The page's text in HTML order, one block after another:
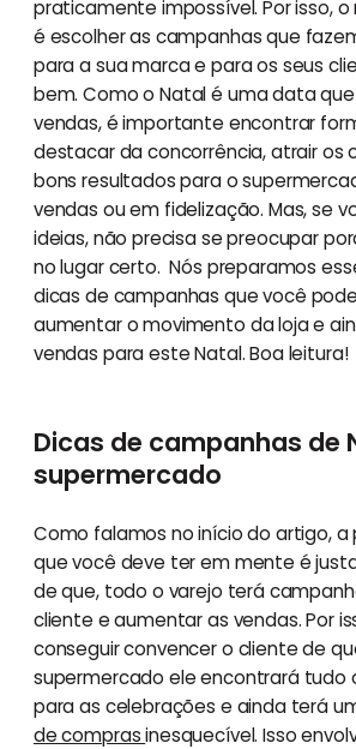
praticamente impossível. Por isso,
é escolher as campanhas que
para a sua marca e para os seus
bem. Como o Natal é uma data
vendas, é importante encontrar
destacar da concorrência, atrair os
bons resultados para o
vendas ou em fidelização. Mas, se
ideias, não precisa se preocupar
no lugar certo. Nós preparamos
dicas de campanhas que você
aumentar o movimento da loja e
vendas para este Natal. Boa leitura!
Dicas de campanhas de
supermercado
Como falamos no início do artigo, a
que você deve ter em mente é
de que, todo o varejo terá
cliente e aumentar as vendas. Por
conseguir convencer o cliente de
supermercado ele encontrará tudo
para as celebrações e ainda terá
de comprasinesquecível. Isso